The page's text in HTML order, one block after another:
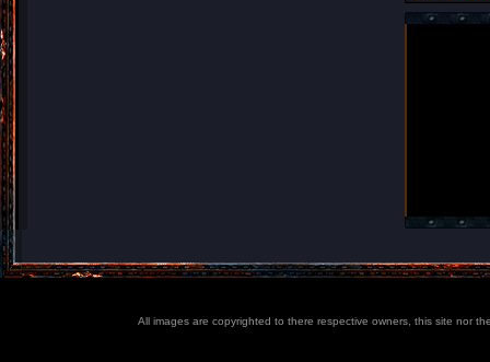
All images are copyrighted to there respective owners, this site nor